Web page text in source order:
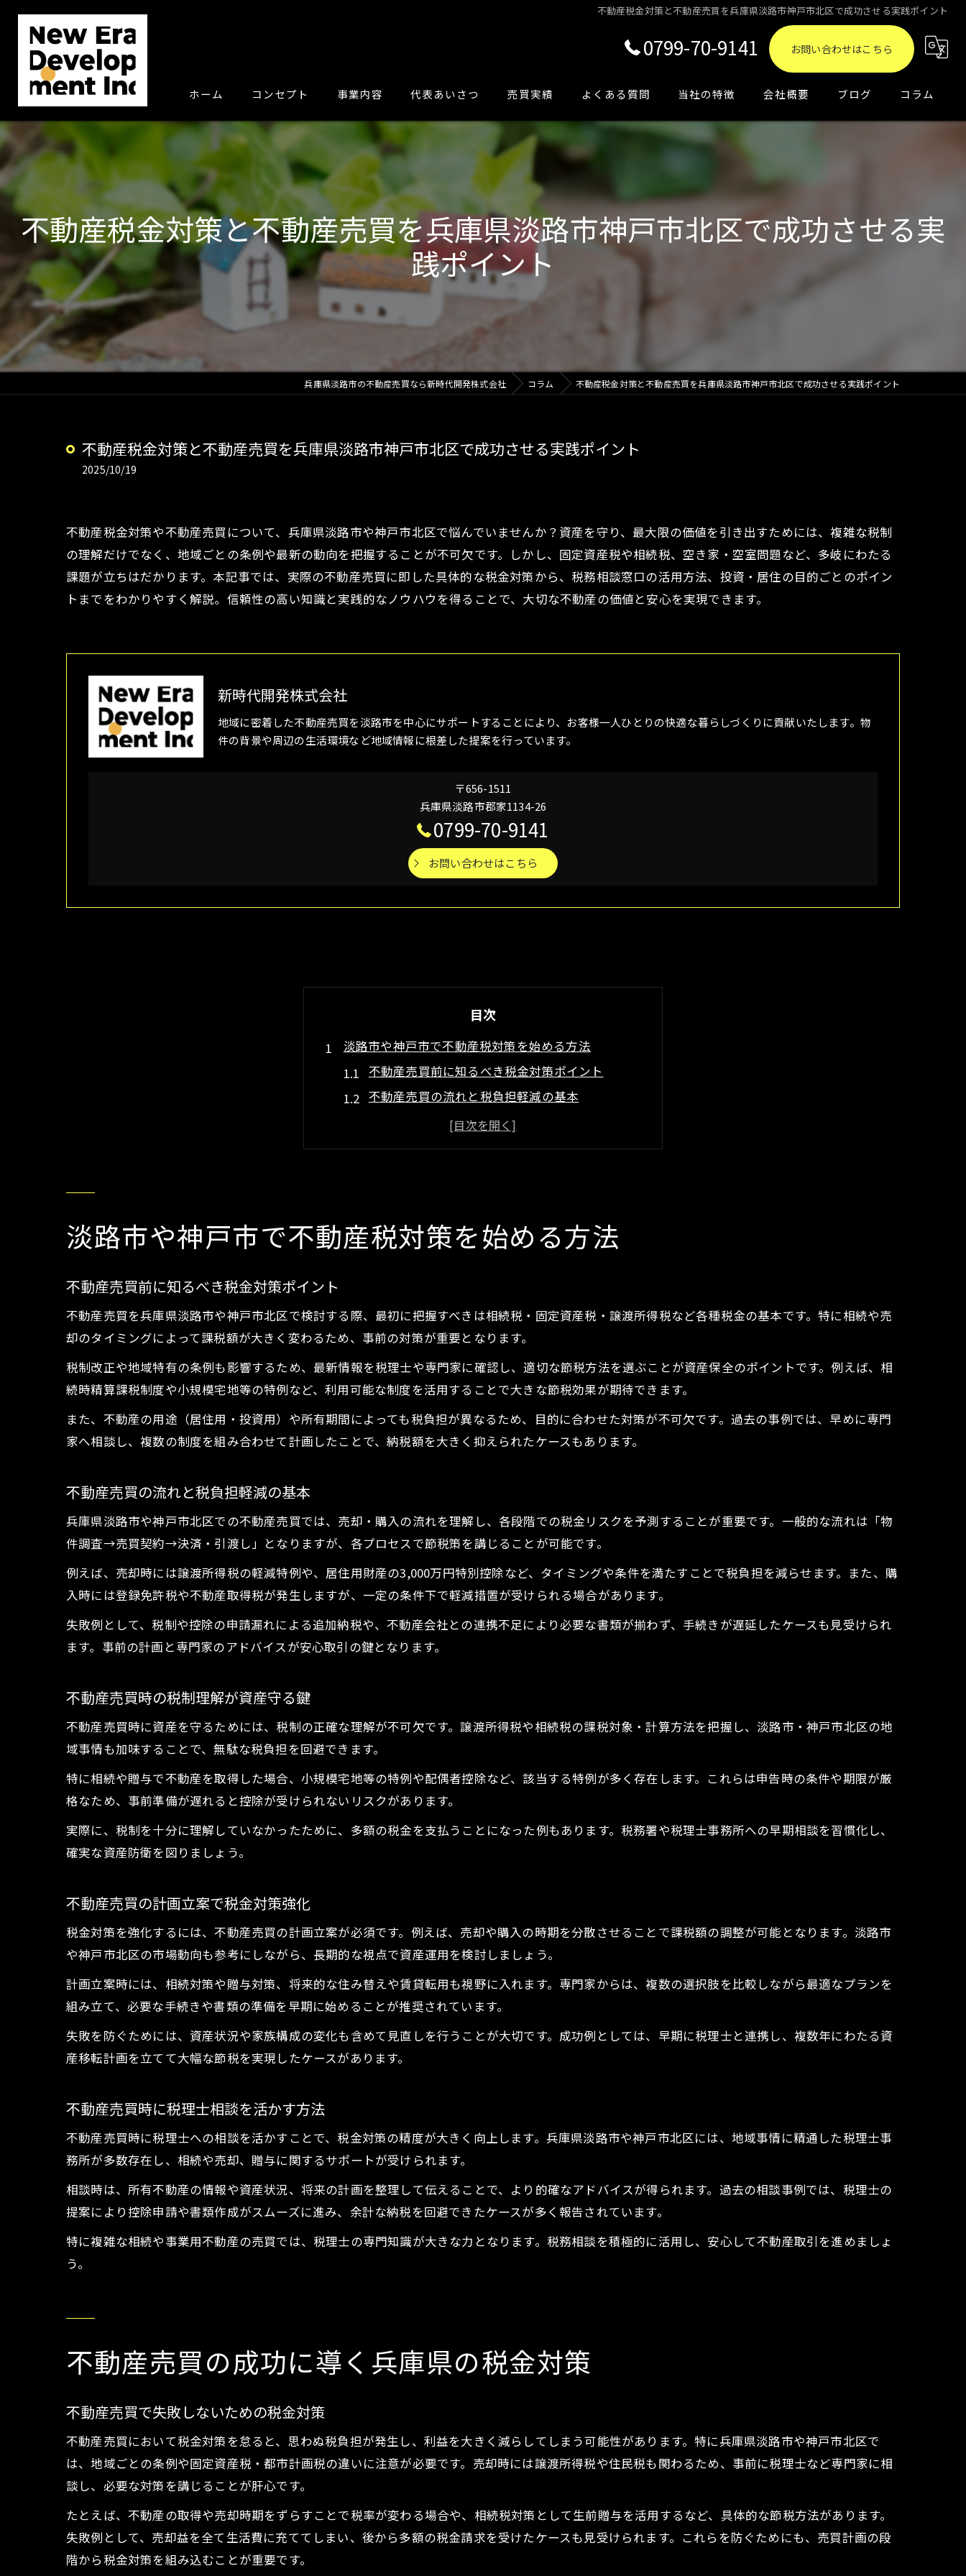
不動産税金対策と不動産売買を兵庫県淡路市神戸市北区で成功させる実践ポイント
0799-70-9141 お問い合わせはこちら
ホーム コンセプト 事業内容 代表あいさつ 売買実績 よくある質問 当社の特徴
買取
資産運用
会社概要 ブログ コラム
不動産税金対策と不動産売買を兵庫県淡路市神戸市北区で成功させる実
践ポイント
兵庫県淡路市の不動産売買なら新時代開発株式会社 コラム 不動産税金対策と不動産売買を兵庫県淡路市神戸市北区で成功させる実践ポイント
不動産税金対策と不動産売買を兵庫県淡路市神戸市北区で成功させる実践ポイント
2025/10/19
不動産税金対策や不動産売買について、兵庫県淡路市や神戸市北区で悩んでいませんか？資産を守り、最大限の価値を引き出すためには、複雑な税制
の理解だけでなく、地域ごとの条例や最新の動向を把握することが不可欠です。しかし、固定資産税や相続税、空き家・空室問題など、多岐にわたる
課題が立ちはだかります。本記事では、実際の不動産売買に即した具体的な税金対策から、税務相談窓口の活用方法、投資・居住の目的ごとのポイン
トまでをわかりやすく解説。信頼性の高い知識と実践的なノウハウを得ることで、大切な不動産の価値と安心を実現できます。
新時代開発株式会社
地域に密着した不動産売買を淡路市を中心にサポートすることにより、お客様一人ひとりの快適な暮らしづくりに貢献いたします。物
件の背景や周辺の生活環境など地域情報に根差した提案を行っています。
〒656-1511
兵庫県淡路市郡家1134-26
0799-70-9141
お問い合わせはこちら
目次
淡路市や神戸市で不動産税対策を始める方法
不動産売買前に知るべき税金対策ポイント
不動産売買の流れと税負担軽減の基本
不動産売買時の税制理解が資産守る鍵
不動産売買の計画立案で税金対策強化
不動産売買で失敗しないための税金対策
兵庫県で実践すべき不動産売買の税務知識
専門家と進める不動産売買の税金対策
税制変更が不動産売買へ与える最新動向
不動産売買に影響する税制改正の最新情報
税制変更で注意したい不動産売買の対応法
不動産売買と税金制度の今後の動き分析
最新税制が不動産売買へ与えるポイント
不動産売買時の税務相談で得られるメリット
税理士活用で不動産売買がより安心に進行
不動産売買と税務相談窓口の効果的な使い方
税務専門家による不動産売買アドバイス活用術
不動産売買相談のタイミングとポイント解説
相続や固定資産税問題の実践的解決法
固定資産税の見直しと不動産売買の関係
不動産売買時の相続問題対策を徹底解説
相続発生時の不動産売買と税金申告の流れ
投資用と居住用で異なる税金対策の落とし穴
不動産売買で投資用・居住用別の税金対策
税制の違いを活かした不動産売買戦略
淡路市や神戸市で不動産税対策を始める方法
不動産売買前に知るべき税金対策ポイント
不動産売買を兵庫県淡路市や神戸市北区で検討する際、最初に把握すべきは相続税・固定資産税・譲渡所得税など各種税金の基本です。特に相続や売
却のタイミングによって課税額が大きく変わるため、事前の対策が重要となります。
税制改正や地域特有の条例も影響するため、最新情報を税理士や専門家に確認し、適切な節税方法を選ぶことが資産保全のポイントです。例えば、相
続時精算課税制度や小規模宅地等の特例など、利用可能な制度を活用することで大きな節税効果が期待できます。
また、不動産の用途（居住用・投資用）や所有期間によっても税負担が異なるため、目的に合わせた対策が不可欠です。過去の事例では、早めに専門
家へ相談し、複数の制度を組み合わせて計画したことで、納税額を大きく抑えられたケースもあります。
不動産売買の流れと税負担軽減の基本
兵庫県淡路市や神戸市北区での不動産売買では、売却・購入の流れを理解し、各段階での税金リスクを予測することが重要です。一般的な流れは「物
件調査→売買契約→決済・引渡し」となりますが、各プロセスで節税策を講じることが可能です。
例えば、売却時には譲渡所得税の軽減特例や、居住用財産の3,000万円特別控除など、タイミングや条件を満たすことで税負担を減らせます。また、購
入時には登録免許税や不動産取得税が発生しますが、一定の条件下で軽減措置が受けられる場合があります。
失敗例として、税制や控除の申請漏れによる追加納税や、不動産会社との連携不足により必要な書類が揃わず、手続きが遅延したケースも見受けられ
ます。事前の計画と専門家のアドバイスが安心取引の鍵となります。
不動産売買時の税制理解が資産守る鍵
不動産売買時に資産を守るためには、税制の正確な理解が不可欠です。譲渡所得税や相続税の課税対象・計算方法を把握し、淡路市・神戸市北区の地
域事情も加味することで、無駄な税負担を回避できます。
特に相続や贈与で不動産を取得した場合、小規模宅地等の特例や配偶者控除など、該当する特例が多く存在します。これらは申告時の条件や期限が厳
格なため、事前準備が遅れると控除が受けられないリスクがあります。
実際に、税制を十分に理解していなかったために、多額の税金を支払うことになった例もあります。税務署や税理士事務所への早期相談を習慣化し、
確実な資産防衛を図りましょう。
不動産売買の計画立案で税金対策強化
税金対策を強化するには、不動産売買の計画立案が必須です。例えば、売却や購入の時期を分散させることで課税額の調整が可能となります。淡路市
や神戸市北区の市場動向も参考にしながら、長期的な視点で資産運用を検討しましょう。
計画立案時には、相続対策や贈与対策、将来的な住み替えや賃貸転用も視野に入れます。専門家からは、複数の選択肢を比較しながら最適なプランを
組み立て、必要な手続きや書類の準備を早期に始めることが推奨されています。
失敗を防ぐためには、資産状況や家族構成の変化も含めて見直しを行うことが大切です。成功例としては、早期に税理士と連携し、複数年にわたる資
産移転計画を立てて大幅な節税を実現したケースがあります。
不動産売買時に税理士相談を活かす方法
不動産売買時に税理士への相談を活かすことで、税金対策の精度が大きく向上します。兵庫県淡路市や神戸市北区には、地域事情に精通した税理士事
務所が多数存在し、相続や売却、贈与に関するサポートが受けられます。
相談時は、所有不動産の情報や資産状況、将来の計画を整理して伝えることで、より的確なアドバイスが得られます。過去の相談事例では、税理士の
提案により控除申請や書類作成がスムーズに進み、余計な納税を回避できたケースが多く報告されています。
特に複雑な相続や事業用不動産の売買では、税理士の専門知識が大きな力となります。税務相談を積極的に活用し、安心して不動産取引を進めましょ
う。
不動産売買の成功に導く兵庫県の税金対策
不動産売買で失敗しないための税金対策
不動産売買において税金対策を怠ると、思わぬ税負担が発生し、利益を大きく減らしてしまう可能性があります。特に兵庫県淡路市や神戸市北区で
は、地域ごとの条例や固定資産税・都市計画税の違いに注意が必要です。売却時には譲渡所得税や住民税も関わるため、事前に税理士など専門家に相
談し、必要な対策を講じることが肝心です。
たとえば、不動産の取得や売却時期をずらすことで税率が変わる場合や、相続税対策として生前贈与を活用するなど、具体的な節税方法があります。
失敗例として、売却益を全て生活費に充ててしまい、後から多額の税金請求を受けたケースも見受けられます。これらを防ぐためにも、売買計画の段
階から税金対策を組み込むことが重要です。
お問い合わせ・ご相談はこちら
お問い合わせ・ご相談はこちら